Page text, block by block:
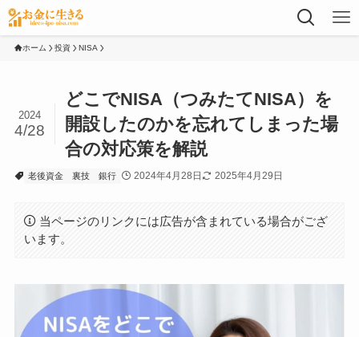
ホーム 投資 NISA
どこでNISA（つみたてNISA）を
開設したのかを忘れてしまった場
合の対応策を解説
2024
4/28
老後資金 裏技 銀行 2024年4月28日 2025年4月29日
当ページのリンクには広告が含まれている場合がござ
います。